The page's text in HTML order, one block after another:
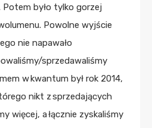
Potem było tylko gorzej
Powolne wyjście
nie napawało
sprzedawaliśmy
w kwantum był rok 2014,
nikt z sprzedających
więcej, a łącznie zyskaliśmy